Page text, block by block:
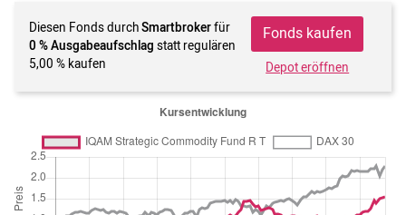
Diesen Fonds durchSmartbrokerfür
0 % Ausgabeaufschlag statt regulären
5,00 % kaufen
Fonds kaufen
Depot eröffnen